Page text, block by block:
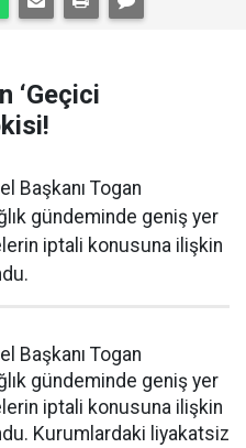
‘Geçici
Başkanı Togan
gündeminde geniş yer
iptali konusuna ilişkin
Başkanı Togan
gündeminde geniş yer
iptali konusuna ilişkin
Kurumlardaki liyakatsiz